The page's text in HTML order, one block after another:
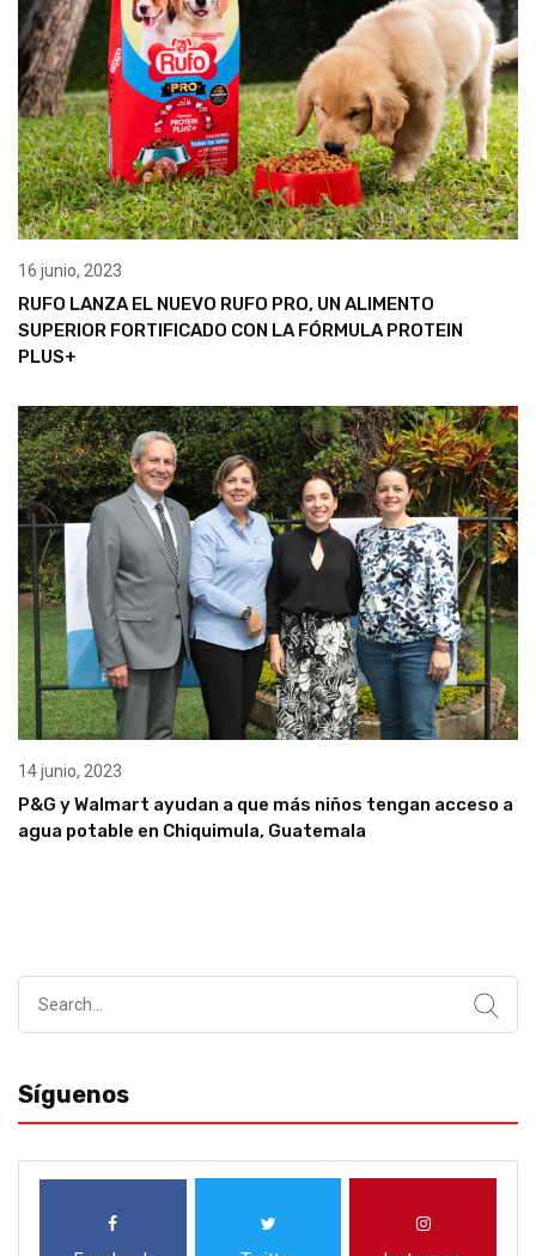
16 junio, 2023
RUFO LANZA EL NUEVO RUFO PRO, UN ALIMENTO
SUPERIOR FORTIFICADO CON LA FÓRMULA PROTEIN
PLUS+
14 junio, 2023
P&G y Walmart ayudan a que más niños tengan acceso a
agua potable en Chiquimula, Guatemala
Síguenos